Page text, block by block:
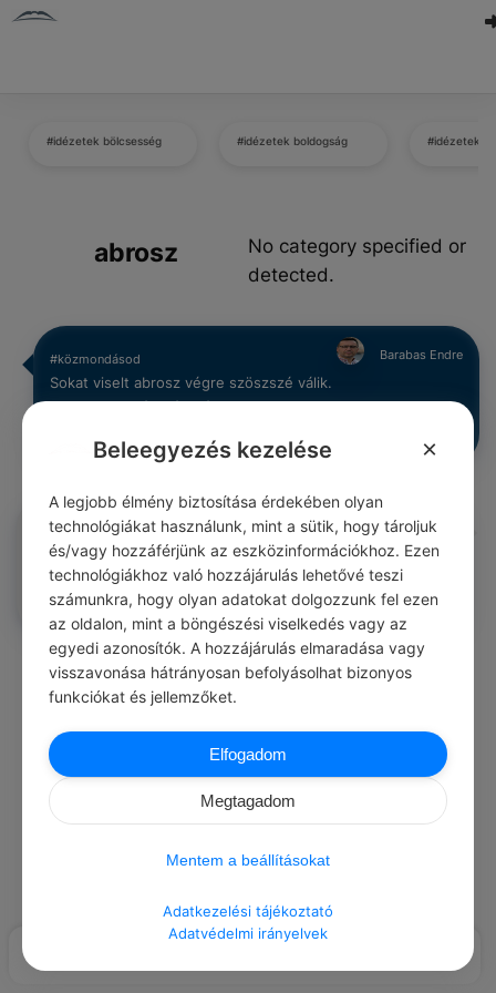
#idézetek bölcsesség #idézetek boldogság #idézetek
abrosz
No category specified or
detected.
#közmondásod Barabas Endre
Sokat viselt abrosz végre szöszszé válik.
0 0 0
#közmondásod Barabas Endre
Ismerem az abroszt, szöszből fonták.
0 0 0 323
Load More Posts
Beleegyezés kezelése ×
A legjobb élmény biztosítása érdekében olyan
technológiákat használunk, mint a sütik, hogy tároljuk
és/vagy hozzáférjünk az eszközinformációkhoz. Ezen
technológiákhoz való hozzájárulás lehetővé teszi
számunkra, hogy olyan adatokat dolgozzunk fel ezen
az oldalon, mint a böngészési viselkedés vagy az
egyedi azonosítók. A hozzájárulás elmaradása vagy
visszavonása hátrányosan befolyásolhat bizonyos
funkciókat és jellemzőket.
Elfogadom
Megtagadom
Mentem a beállításokat
Adatkezelési tájékoztató
Adatvédelmi irányelvek